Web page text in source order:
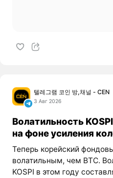
텔레그램 코인 방,채널 - CEN
3 Авг 2026
Волатильность
на фоне усиления
Теперь корейский
волатильным, чем BTC.
KOSPI в этом году